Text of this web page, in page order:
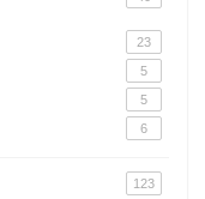
23
5
5
6
123